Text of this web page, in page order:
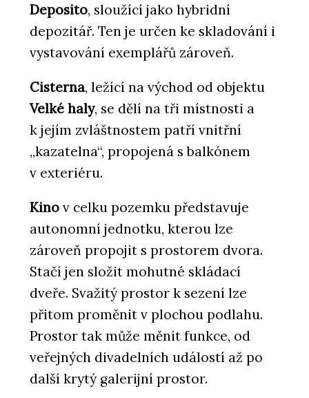
Deposito, sloužící jako hybridní
depozitář. Ten je určen ke skladování i
vystavování exemplářů zároveň.
Cisterna, ležící na východ od objektu
Velké haly, se dělí na tři místnosti a
k jejím zvláštnostem patří vnitřní
„kazatelna“, propojená s balkónem
v exteriéru.
Kino v celku pozemku představuje
autonomní jednotku, kterou lze
zároveň propojit s prostorem dvora.
Stačí jen složit mohutné skládací
dveře. Svažitý prostor k sezení lze
přitom proměnit v plochou podlahu.
Prostor tak může měnit funkce, od
veřejných divadelních událostí až po
další krytý galerijní prostor.